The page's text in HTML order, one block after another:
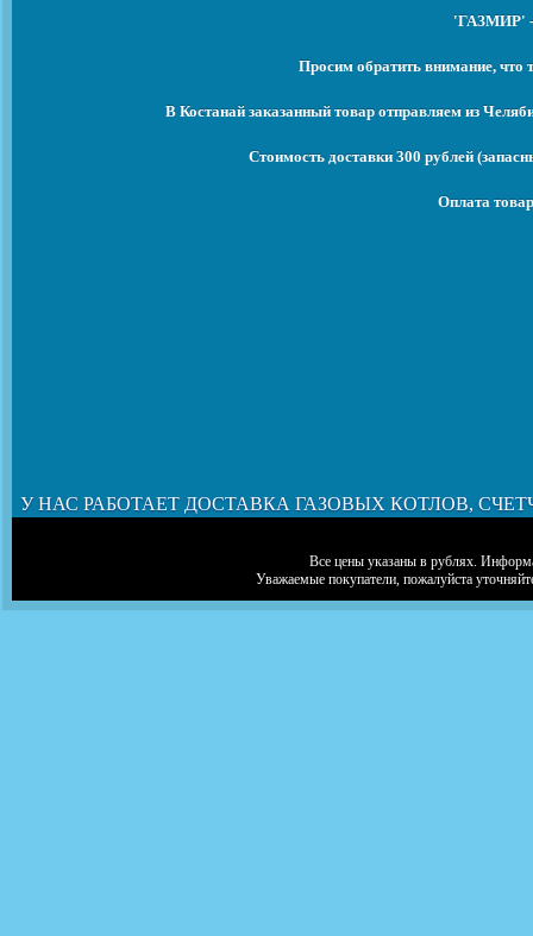
'ГАЗМИР' -
Просим обратить внимание, что
В Костанай заказанный товар отправляем из
Стоимость доставки 300 рублей
Оплата
У НАС РАБОТАЕТ ДОСТАВКА ГАЗОВЫХ КОТЛОВ,
Все цены указаны в рублях.
Уважаемые покупатели, пожалуйста